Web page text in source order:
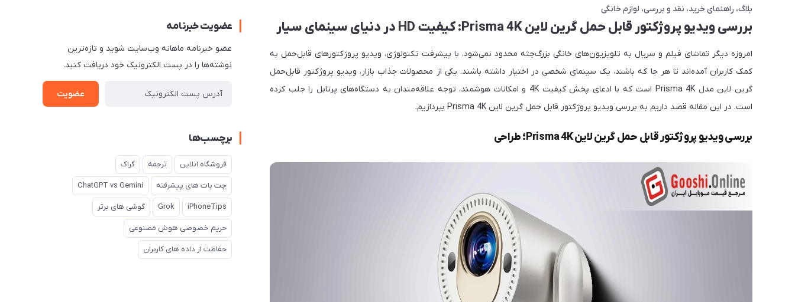
بلاگ راهنمای خرید نقد و بررسی لوازم خانگی
بررسی ویدیو پروژکتور قابل حمل گرین لاین Prisma 4K: کیفیت HD در دنیای سینمای سیار
امروزه دیگر تماشای فیلم و سریال به تلویزیون‌های خانگی بزرگ‌جثه محدود نمی‌شود. با پیشرفت تکنولوژی، ویدیو پروژکتورهای قابل‌حمل به
کمک کاربران آمده‌اند تا هر جا که باشند، یک سینمای شخصی در اختیار داشته باشند. یکی از محصولات جذاب بازار، ویدیو پروژکتور قابل‌حمل
گرین لاین مدل Prisma 4K است که با ادعای پخش کیفیت 4K و امکانات هوشمند، توجه علاقه‌مندان به دستگاه‌های پرتابل را جلب کرده
است. در این مقاله قصد داریم به بررسی ویدیو پروژکتور قابل حمل گرین لاین Prisma 4K بپردازیم.
بررسی ویدیو پروژکتور قابل حمل گرین لاین Prisma 4K؛ طراحی
عضویت خبرنامه
عضو خبرنامه ماهانه وب‌سایت شوید و تازه‌ترین
نوشته‌ها را در پست الکترونیک خود دریافت کنید.
عضویت
برچسب‌ها
فروشگاه انلاین ترجمه گراک
چت بات های پیشرفته ChatGPT vs Gemini
iPhoneTips
Grok گوشی های برتر
حریم خصوصی هوش مصنوعی
حفاظت از داده های کاربران